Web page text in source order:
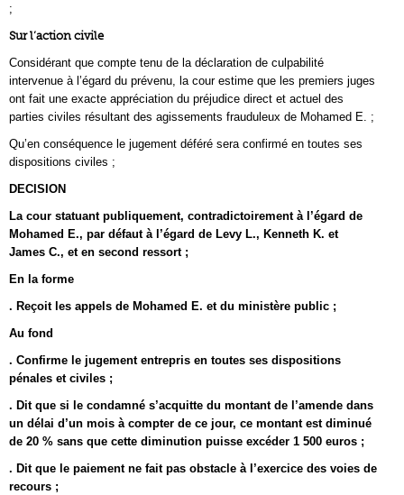
;
Sur l’action civile
Considérant que compte tenu de la déclaration de culpabilité
intervenue à l’égard du prévenu, la cour estime que les premiers juges
ont fait une exacte appréciation du préjudice direct et actuel des
parties civiles résultant des agissements frauduleux de Mohamed E. ;
Qu’en conséquence le jugement déféré sera confirmé en toutes ses
dispositions civiles ;
DECISION
La cour statuant publiquement, contradictoirement à l’égard de
Mohamed E., par défaut à l’égard de Levy L., Kenneth K. et
James C., et en second ressort ;
En la forme
. Reçoit les appels de Mohamed E. et du ministère public ;
Au fond
. Confirme le jugement entrepris en toutes ses dispositions
pénales et civiles ;
. Dit que si le condamné s’acquitte du montant de l’amende dans
un délai d’un mois à compter de ce jour, ce montant est diminué
de 20 % sans que cette diminution puisse excéder 1 500 euros ;
. Dit que le paiement ne fait pas obstacle à l’exercice des voies de
recours ;